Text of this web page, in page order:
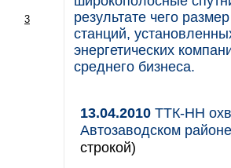
3
результате чего
станций,
энергетических
среднего бизнеса.
13.04.2010 ТТК-НН
Автозаводском
строкой)